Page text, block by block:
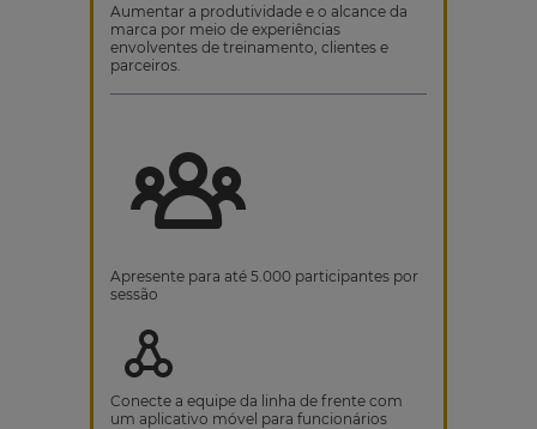
Aumentar a produtividade e o alcance da
marca por meio de experiências
envolventes de treinamento, clientes e
parceiros.
Apresente para até 5.000 participantes por
sessão
Conecte a equipe da linha de frente com
um aplicativo móvel para funcionários